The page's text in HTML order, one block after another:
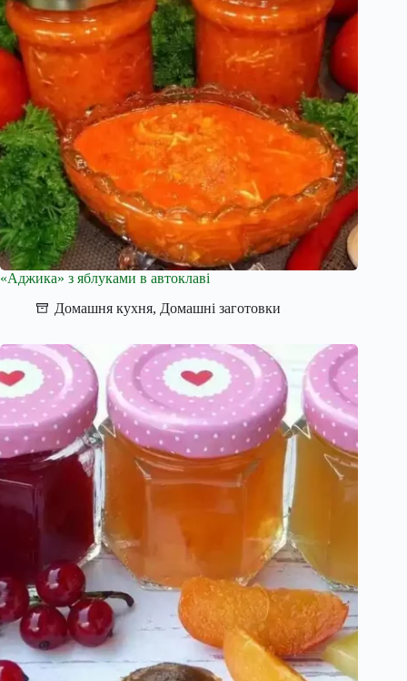
«Аджика» з яблуками в автоклаві
Домашня кухня, Домашні заготовки